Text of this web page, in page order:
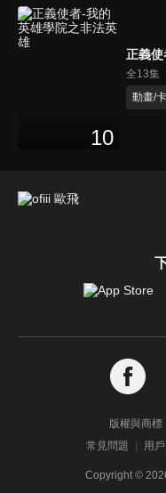
10
正義
全13集
動畫/
版權與商標
常見問題
用
Copyright ©